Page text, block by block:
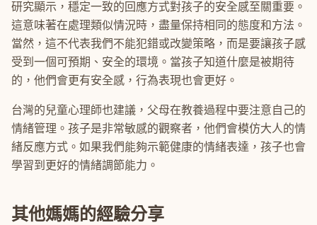
研究顯示，穩定一致的回應方式對孩子的安全感至關重要。
這意味著在處理類似情況時，盡量保持相同的態度和方法。
當然，這不代表我們不能犯錯或改變策略，而是要讓孩子感
受到一個可預期、安全的環境。當孩子知道什麼是被期待
的，他們會更有安全感，行為表現也會更好。
台灣的兒童心理師也建議，父母在教養過程中要注意自己的
情緒管理。孩子是非常敏感的觀察者，他們會模仿大人的情
緒反應方式。如果我們能夠示範健康的情緒表達，孩子也會
學習到更好的情緒調節能力。
其他媽媽的經驗分享